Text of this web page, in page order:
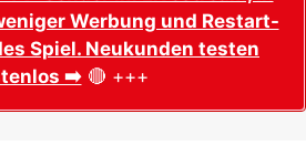
Werbung und Restart-
Spiel. Neukunden testen
➡️🔴 +++